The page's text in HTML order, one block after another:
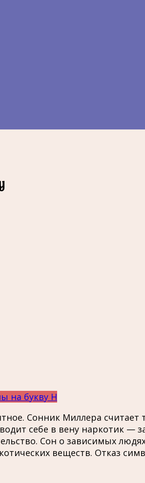
на букву Н
Сонник Миллера считает
себе в вену наркотик —
Сон о зависимых
веществ. Отказ